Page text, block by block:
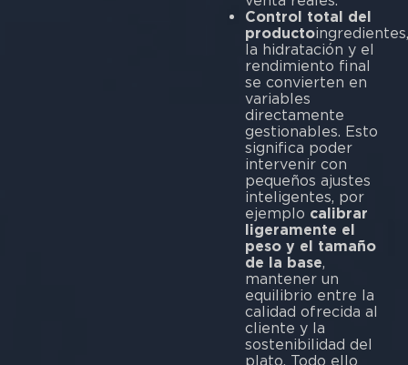
Control total del
productoingredientes,
la hidratación y el
rendimiento final
se convierten en
variables
directamente
gestionables. Esto
significa poder
intervenir con
pequeños ajustes
inteligentes, por
ejemplo calibrar
ligeramente el
peso y el tamaño
de la base,
mantener un
equilibrio entre la
calidad ofrecida al
cliente y la
sostenibilidad del
plato. Todo ello